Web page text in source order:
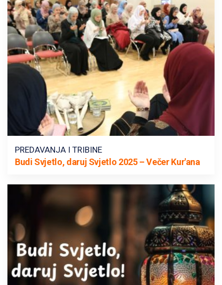
PREDAVANJA I TRIBINE
Budi Svjetlo, daruj Svjetlo 2025 – Večer Kur'ana